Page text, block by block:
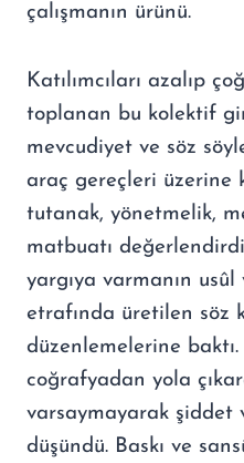
çalışmanın ürünü.
Katılımcıları azalıp
toplanan bu kolektif
mevcudiyet ve söz
araç gereçleri üzerine
tutanak, yönetmelik,
matbuatı
yargıya varmanın
etrafında üretilen söz
düzenlemelerine
coğrafyadan yola
varsaymayarak şiddet
düşündü. Baskı ve